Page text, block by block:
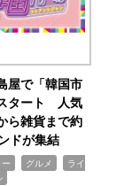
屋で「韓国市
タート 人気
ら雑貨まで約
ドが集結
グルメ
ライ